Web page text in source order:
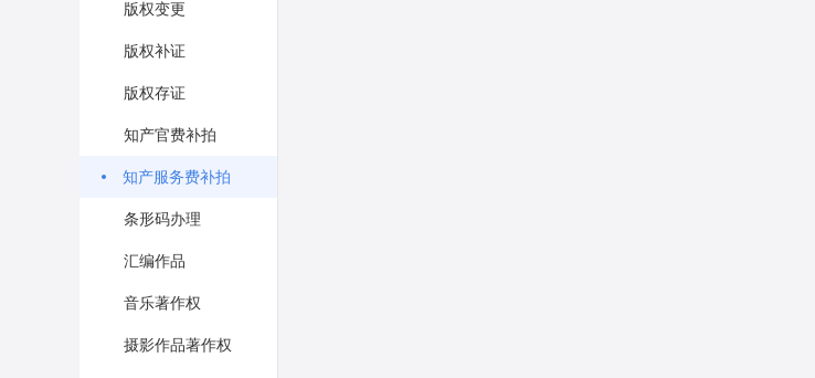
版权变更
版权补证
版权存证
知产官费补拍
知产服务费补拍
条形码办理
汇编作品
音乐著作权
摄影作品著作权